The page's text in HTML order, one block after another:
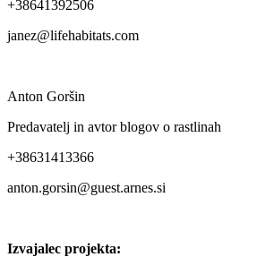
+38641392506
janez@lifehabitats.com
Anton Goršin
Predavatelj in avtor blogov o rastlinah
+38631413366
anton.gorsin@guest.arnes.si
Izvajalec projekta: